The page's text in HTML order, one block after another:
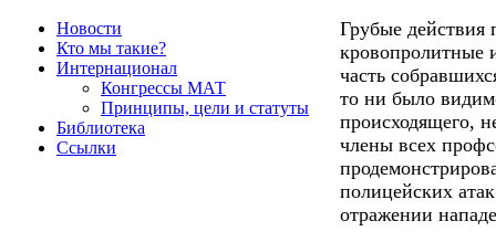
Новости
Кто мы такие?
Интернационал
Конгрессы МАТ
Принципы, цели и статуты
Библиотека
Ссылки
Грубые действия
кровопролитные
часть
то ни было
происходящего,
члены всех
полицейских
отражении